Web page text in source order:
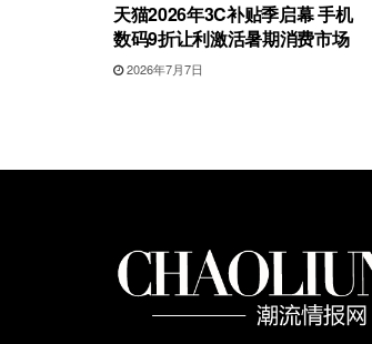
天猫2026年3C补贴季启幕 手机
数码9折让利激活暑期消费市场
2026年7月7日